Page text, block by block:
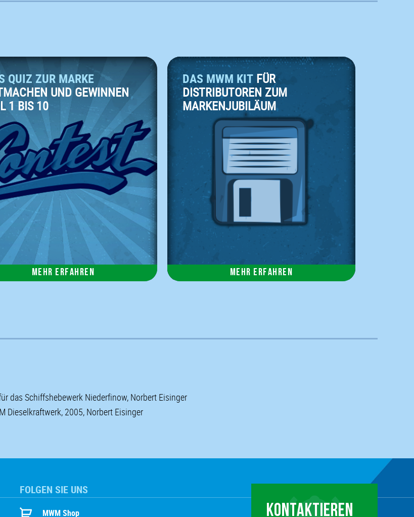
QUIZ ZUR MARKE
UND GEWINNEN
1 BIS 10
Mehr erfahren
DAS MWM KIT FÜR
DISTRIBUTOREN ZUM
MARKENJUBILÄUM
Mehr erfahren
das Schiffshebewerk Niederfinow, Norbert Eisinger
Dieselkraftwerk, 2005, Norbert Eisinger
FOLGEN SIE UNS
MWM Shop KONTAKTIEREN